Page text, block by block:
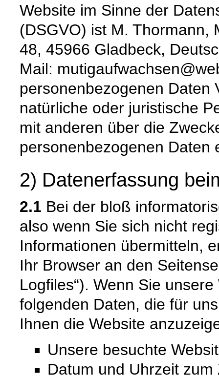
Website im Sinne der
(DSGVO) ist M. Thormann,
48, 45966 Gladbeck,
Mail:
personenbezogenen Daten
natürliche oder juristische
mit anderen über die
personenbezogenen Daten
2) Datenerfassung
2.1 Bei der bloß
also wenn Sie sich nicht
Informationen übermitteln,
Ihr Browser an den
Logfiles“). Wenn Sie
folgenden Daten, die für
Ihnen die Website
Unsere besuchte
Datum und Uhrzeit